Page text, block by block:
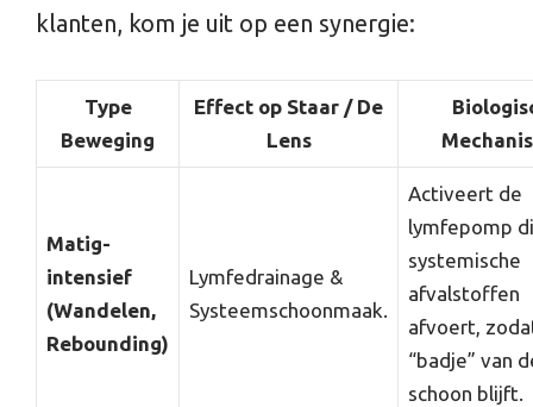
klanten, kom je uit op een synergie:
Type
Beweging
Effect op Staar / De
Lens
Matig-
intensief
(Wandelen,
Rebounding)
Lymfedrainage &
Systeemschoonmaak.
Activeert de
lymfepomp
systemische
afvalstoffen
afvoert,
“badje” van
schoon blijft.